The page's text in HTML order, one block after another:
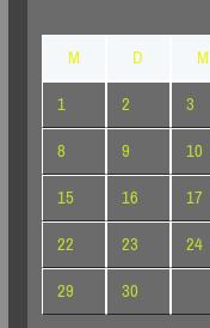
M
D M
1
2 3
8
9 10
15
16 17
22
23 24
29
30